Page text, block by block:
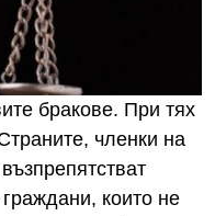
бракове. При тях
членки на
които не